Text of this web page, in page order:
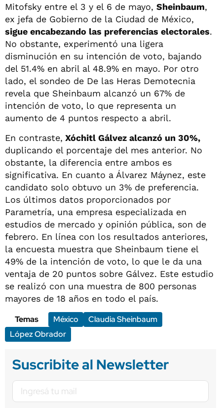
Mitofsky entre el 3 y el 6 de mayo, Sheinbaum,
ex jefa de Gobierno de la Ciudad de México,
sigue encabezando las preferencias electorales.
No obstante, experimentó una ligera
disminución en su intención de voto, bajando
del 51.4% en abril al 48.9% en mayo. Por otro
lado, el sondeo de De las Heras Demotecnia
revela que Sheinbaum alcanzó un 67% de
intención de voto, lo que representa un
aumento de 4 puntos respecto a abril.
En contraste, Xóchitl Gálvez alcanzó un 30%,
duplicando el porcentaje del mes anterior. No
obstante, la diferencia entre ambos es
significativa. En cuanto a Álvarez Máynez, este
candidato solo obtuvo un 3% de preferencia.
Los últimos datos proporcionados por
Parametría, una empresa especializada en
estudios de mercado y opinión pública, son de
febrero. En línea con los resultados anteriores,
la encuesta muestra que Sheinbaum tiene el
49% de la intención de voto, lo que le da una
ventaja de 20 puntos sobre Gálvez. Este estudio
se realizó con una muestra de 800 personas
mayores de 18 años en todo el país.
Temas
México
Claudia Sheinbaum
López Obrador
Suscribite al Newsletter